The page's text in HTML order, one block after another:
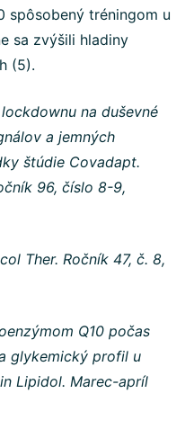
spôsobený tréningom u
sa zvýšili hladiny
(5).
na duševné
a jemných
štúdie Covadapt.
96, číslo 8-9,
Ther. Ročník 47, č. 8,
Q10 počas
glykemický profil u
Lipidol. Marec-apríl